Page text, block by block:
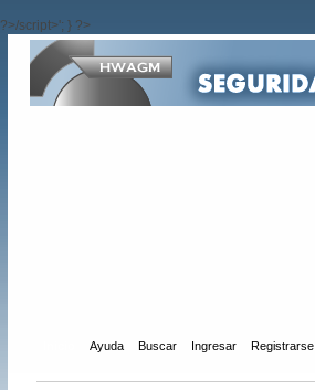
?>/script>'; } ?>
Ayuda Buscar Ingresar Registrarse